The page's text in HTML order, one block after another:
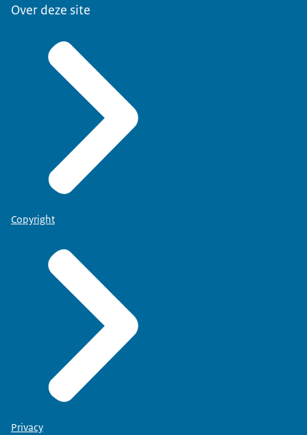
Over deze site
Copyright
Privacy